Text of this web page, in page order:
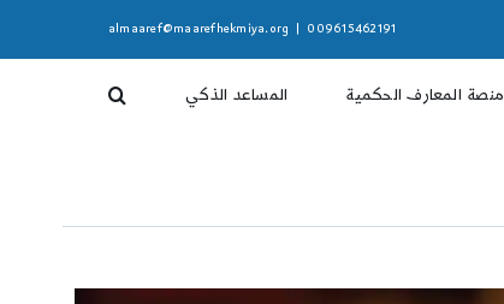
009615462191
almaaref@maarefhekmiya.org
منصة المعارف الحكمية المساعد الذكي